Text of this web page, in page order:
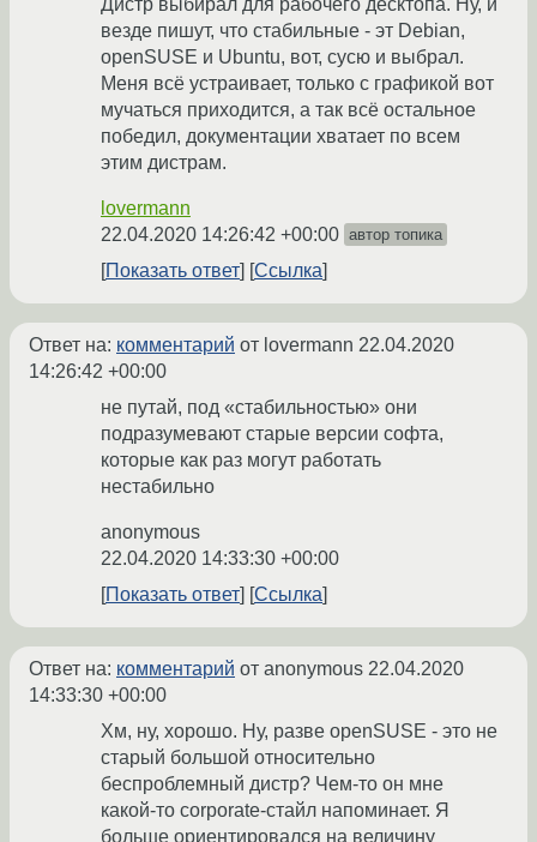
Дистр выбирал для рабочего десктопа. Ну, и
везде пишут, что стабильные - эт Debian,
openSUSE и Ubuntu, вот, сусю и выбрал.
Меня всё устраивает, только с графикой вот
мучаться приходится, а так всё остальное
победил, документации хватает по всем
этим дистрам.
lovermann
22.04.2020 14:26:42 +00:00 автор топика
Показать ответ Ссылка
Ответ на: комментарий от lovermann 22.04.2020
14:26:42 +00:00
не путай, под «стабильностью» они
подразумевают старые версии софта,
которые как раз могут работать
нестабильно
anonymous
22.04.2020 14:33:30 +00:00
Показать ответ
Ссылка
Ответ на: комментарий от anonymous 22.04.2020
14:33:30 +00:00
Хм, ну, хорошо. Ну, разве openSUSE - это не
старый большой относительно
беспроблемный дистр? Чем-то он мне
какой-то corporate-стайл напоминает. Я
больше ориентировался на величину